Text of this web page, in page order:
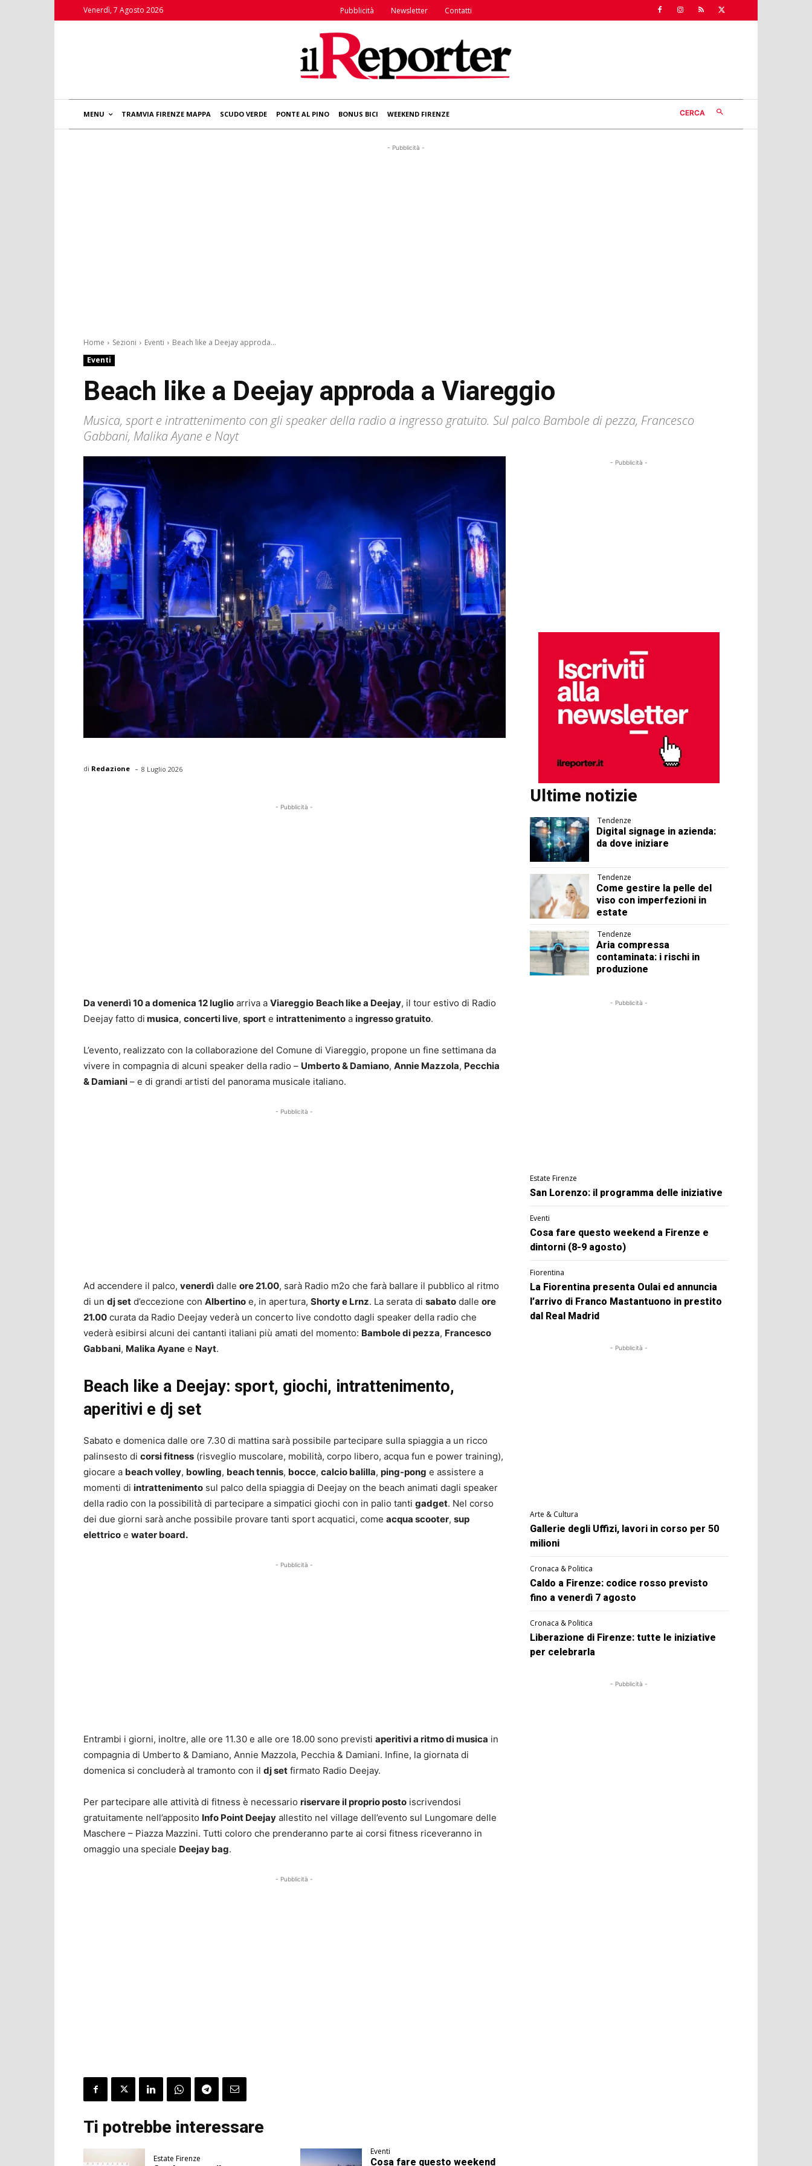
Venerdì, 7 Agosto 2026 Pubblicità Newsletter Contatti
MENU TRAMVIA FIRENZE MAPPA SCUDO VERDE PONTE AL PINO BONUS BICI WEEKEND FIRENZE CERCA
- Pubblicità -
Home Sezioni Eventi
Beach like a Deejay approda...
Eventi
Beach like a Deejay approda a Viareggio
Musica, sport e intrattenimento con gli speaker della radio a ingresso gratuito. Sul palco Bambole di pezza, Francesco
Gabbani, Malika Ayane e Nayt
di Redazione - 8 Luglio 2026
- Pubblicità -
Da venerdì 10 a domenica 12 luglio arriva a Viareggio Beach like a Deejay, il tour estivo di Radio
Deejay fatto di musica, concerti live, sport e intrattenimento a ingresso gratuito.
L’evento, realizzato con la collaborazione del Comune di Viareggio, propone un fine settimana da
vivere in compagnia di alcuni speaker della radio – Umberto & Damiano, Annie Mazzola, Pecchia
& Damiani – e di grandi artisti del panorama musicale italiano.
- Pubblicità -
Ad accendere il palco, venerdì dalle ore 21.00, sarà Radio m2o che farà ballare il pubblico al ritmo
di un dj set d’eccezione con Albertino e, in apertura, Shorty e Lrnz. La serata di sabato dalle ore
21.00 curata da Radio Deejay vederà un concerto live condotto dagli speaker della radio che
vederà esibirsi alcuni dei cantanti italiani più amati del momento: Bambole di pezza, Francesco
Gabbani, Malika Ayane e Nayt.
Beach like a Deejay: sport, giochi, intrattenimento,
aperitivi e dj set
Sabato e domenica dalle ore 7.30 di mattina sarà possibile partecipare sulla spiaggia a un ricco
palinsesto di corsi fitness (risveglio muscolare, mobilità, corpo libero, acqua fun e power training),
giocare a beach volley, bowling, beach tennis, bocce, calcio balilla, ping-pong e assistere a
momenti di intrattenimento sul palco della spiaggia di Deejay on the beach animati dagli speaker
della radio con la possibilità di partecipare a simpatici giochi con in palio tanti gadget. Nel corso
dei due giorni sarà anche possibile provare tanti sport acquatici, come acqua scooter, sup
elettrico e water board.
- Pubblicità -
Entrambi i giorni, inoltre, alle ore 11.30 e alle ore 18.00 sono previsti aperitivi a ritmo di musica in
compagnia di Umberto & Damiano, Annie Mazzola, Pecchia & Damiani. Infine, la giornata di
domenica si concluderà al tramonto con il dj set firmato Radio Deejay.
Per partecipare alle attività di fitness è necessario riservare il proprio posto iscrivendosi
gratuitamente nell’apposito Info Point Deejay allestito nel village dell’evento sul Lungomare delle
Maschere – Piazza Mazzini. Tutti coloro che prenderanno parte ai corsi fitness riceveranno in
omaggio una speciale Deejay bag.
- Pubblicità -
Ti potrebbe interessare
Estate Firenze
Eventi
Cosa fare questo weekend
- Pubblicità -
Ultime notizie
Tendenze
Digital signage in azienda:
da dove iniziare
Tendenze
Come gestire la pelle del
viso con imperfezioni in
estate
Tendenze
Aria compressa
contaminata: i rischi in
produzione
- Pubblicità -
Estate Firenze
San Lorenzo: il programma delle iniziative
Eventi
Cosa fare questo weekend a Firenze e
dintorni (8-9 agosto)
Fiorentina
La Fiorentina presenta Oulai ed annuncia
l’arrivo di Franco Mastantuono in prestito
dal Real Madrid
- Pubblicità -
Arte & Cultura
Gallerie degli Uffizi, lavori in corso per 50
milioni
Cronaca & Politica
Caldo a Firenze: codice rosso previsto
fino a venerdì 7 agosto
Cronaca & Politica
Liberazione di Firenze: tutte le iniziative
per celebrarla
- Pubblicità -